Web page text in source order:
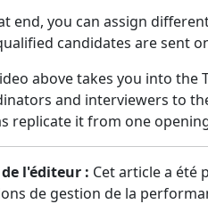
end, you can assign
candidates are sent
above takes you into
and interviewers to
replicate it from one
l'éditeur : Cet article a été
de gestion de la